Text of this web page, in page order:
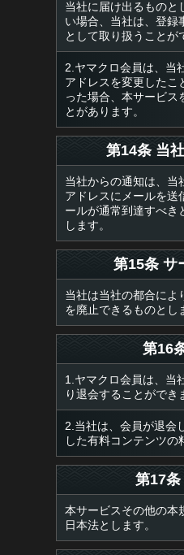
当社に届け出るものと
い場合、当社は、登録
として取り扱うことが
2.ヤマクロ会員は、当
アドレスを変更したこ
った場合、本サービス
とがあります。
第14条 当
当社からの通知は、当
アドレスにメールを送
ールが通常到達すべき
します。
第15条 サ
当社は当社の都合によ
を廃止できるものとし
第16
1.ヤマクロ会員は、当
り退会することができ
2.当社は、会員が退会
した有料コンテンツの
第17
本サービスその他の本
日本法とします。